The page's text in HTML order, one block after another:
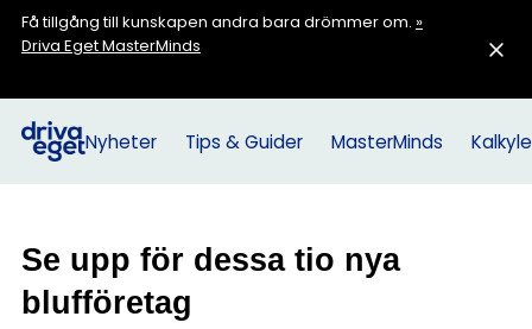
Få tillgång till kunskapen andra bara drömmer om. »
Driva Eget MasterMinds
Nyheter Tips & Guider MasterMinds
Se upp för dessa tio nya
blufföretag